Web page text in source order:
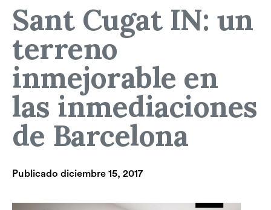
Sant Cugat IN: un
terreno
inmejorable en
las inmediaciones
de Barcelona
Publicado diciembre 15, 2017